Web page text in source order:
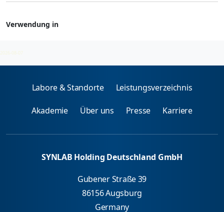
Verwendung in
2026-08-07
Labore & Standorte Leistungsverzeichnis
Akademie Über uns Presse Karriere
SYNLAB Holding Deutschland GmbH
Gubener Straße 39
86156 Augsburg
Germany